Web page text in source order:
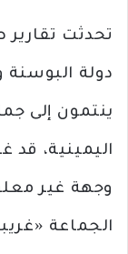
تحدثت
ينتمون إلى
اليمينية، قد
وجهة غير
الجماعة